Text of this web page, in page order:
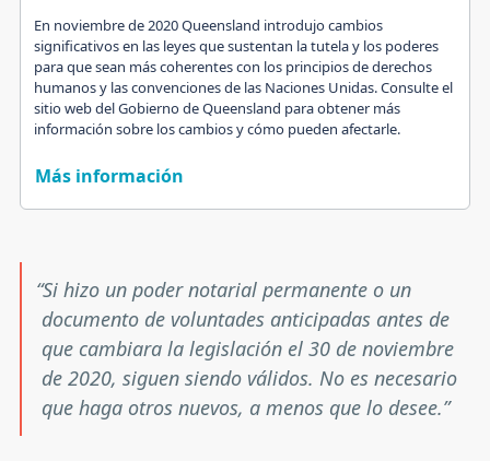
En noviembre de 2020 Queensland introdujo cambios
significativos en las leyes que sustentan la tutela y los poderes
para que sean más coherentes con los principios de derechos
humanos y las convenciones de las Naciones Unidas. Consulte el
sitio web del Gobierno de Queensland para obtener más
información sobre los cambios y cómo pueden afectarle.
Más información
Si hizo un poder notarial permanente o un
documento de voluntades anticipadas antes de
que cambiara la legislación el 30 de noviembre
de 2020, siguen siendo válidos. No es necesario
que haga otros nuevos, a menos que lo desee.